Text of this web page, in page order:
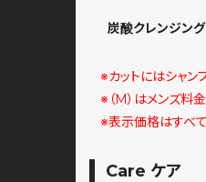
炭酸クレンジング
※カットにはシャン
※（M）はメンズ料
※表示価格はすべ
Care ケア